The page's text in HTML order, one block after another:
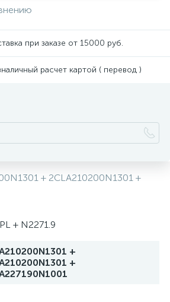
при заказе от 15000 руб.
расчет картой ( перевод )
+ 2CLA210200N1301 +
+ N2271.9
+
+